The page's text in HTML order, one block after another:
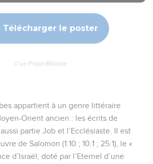
Télécharger le poster
© Le Projet Biblique
appartient à un genre littéraire
Orient ancien : les écrits de
partie Job et l’Ecclésiaste. Il est
de Salomon (1.10 ; 10.1 ; 25.1), le «
d’Israël, doté par l’Eternel d’une